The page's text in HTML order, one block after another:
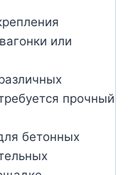
или
прочный
бетонных